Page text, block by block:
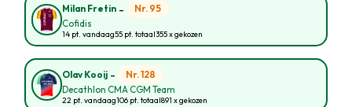
Milan Fretin - Nr. 95
Cofidis
14 pt. vandaag55 pt. totaal355 x gekozen
Olav Kooij - Nr. 128
Decathlon CMA CGM Team
22 pt. vandaag106 pt. totaal891 x gekozen